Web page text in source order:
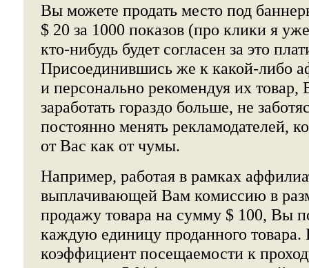
Вы можете продать место под
$ 20 за 1000 показов (про клики я
кто-нибудь будет согласен за это
Присоединившись же к какой-либо
и персонально рекомендуя их
заработать гораздо больше, не
постоянно менять рекламодателей,
от Вас как от чумы.
Например, работая в рамках
выплачивающей Вам комиссию в
продажу товара на сумму $ 100, Вы
каждую единицу проданного
коэффициент посещаемости к